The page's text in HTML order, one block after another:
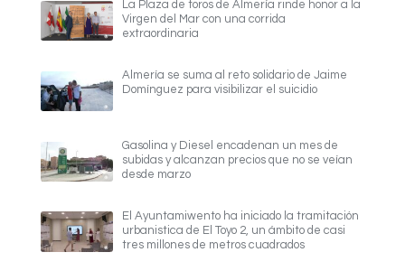
La Plaza de toros de Almería rinde honor a la
Virgen del Mar con una corrida
extraordinaria
Almería se suma al reto solidario de Jaime
Domínguez para visibilizar el suicidio
Gasolina y Diesel encadenan un mes de
subidas y alcanzan precios que no se veían
desde marzo
El Ayuntamiwento ha iniciado la tramitación
urbanistica de El Toyo 2, un ámbito de casi
tres millones de metros cuadrados